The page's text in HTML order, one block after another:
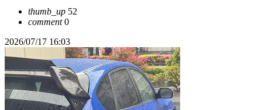
thumb_up 52
comment0
2026/07/17 16:03